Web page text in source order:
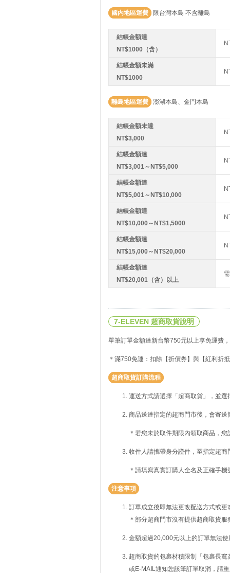
國內地區運費 限台灣本島 不含離島
結帳金額達
NT$1000（含）
結帳金額未滿
NT$1000
離島地區運費 澎湖本島、金門本島
結帳金額未達
NT$3,000
結帳金額達
NT$3,001～NT$5,000
結帳金額達
NT$5,001～NT$10,000
結帳金額達
NT$10,000～NT$1,5000
結帳金額達
NT$15,000～NT$20,000
結帳金額達
NT$20,001（含）以上
7-ELEVEN 超商取貨說明
單筆訂單金額達新台幣750元以上享免運費
＊滿750免運：扣除【折價券】與【紅利折
超商取貨訂購流程
運送方式請選擇「超商取貨」，並
商品送達指定的超商門市後，會寄
＊若您未於取件期限內領取商品，
收件人請攜帶身分證件，至指定超
＊請填寫真實訂購人全名及正確手
注意事項
訂單成立後即無法更改配送方式或
＊部分超商門市沒有提供超商取貨
金額超過20,000元以上的訂單無法
超商取貨的包裹材積限制「包裹長
或E-MAIL通知您該筆訂單取消，請